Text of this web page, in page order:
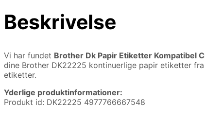
Beskrivelse
Vi har fundet Brother Dk Papir Etiketter Kompatibel
dine Brother DK22225 kontinuerlige papir etiketter
etiketter.
Yderlige produktinformationer:
Produkt id: DK22225 4977766667548